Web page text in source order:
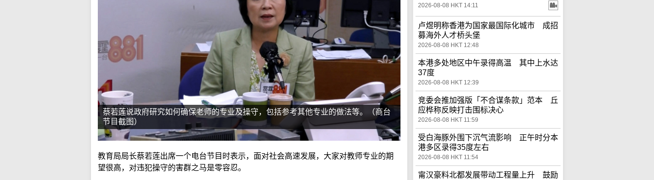
蔡若莲说政府研究如何确保老师的专业及操守，包括参考其他专业的做法等。（商台
节目截图）
教育局局长蔡若莲出席一个电台节目时表示，面对社会高速发展，大家对教师专业的期
望很高，对违犯操守的害群之马是零容忍。
2026-08-08 HKT 14:11
卢煜明称香港为国家最国际化城市 成招
募海外人才桥头堡
2026-08-08 HKT 12:48
本港多处地区中午录得高温 其中上水达
37度
2026-08-08 HKT 12:39
竞委会推加强版「不合谋条款」范本 丘
应桦称反映打击围标决心
2026-08-08 HKT 11:59
受白海豚外围下沉气流影响 正午时分本
港多区录得35度左右
2026-08-08 HKT 11:54
甯汉豪料北都发展带动工程量上升 鼓励